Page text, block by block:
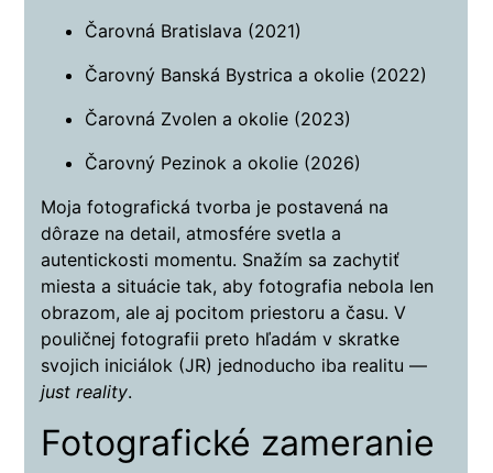
Čarovná Bratislava (2021)
Čarovný Banská Bystrica a okolie (2022)
Čarovná Zvolen a okolie (2023)
Čarovný Pezinok a okolie (2026)
Moja fotografická tvorba je postavená na
dôraze na detail, atmosfére svetla a
autentickosti momentu. Snažím sa zachytiť
miesta a situácie tak, aby fotografia nebola len
obrazom, ale aj pocitom priestoru a času.V
pouličnej fotografii preto hľadám v skratke
svojich iniciálok (JR) jednoducho iba realitu —
just reality.
Fotografické zameranie